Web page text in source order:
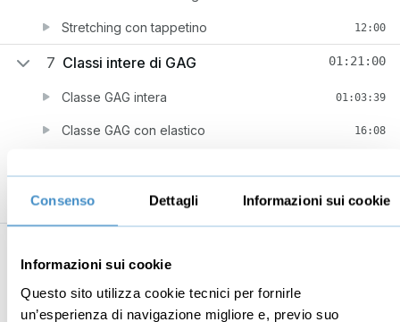
Consenso Dettagli Informazioni sui cookie
Informazioni sui cookie
Questo sito utilizza cookie tecnici per fornirle
un’esperienza di navigazione migliore e, previo suo
Stretching con tappetino 12:00
7 Classi intere di GAG 01:21:00
Classe GAG intera 01:03:39
Classe GAG con elastico 16:08
Business
Mindset imprenditoriale Seo